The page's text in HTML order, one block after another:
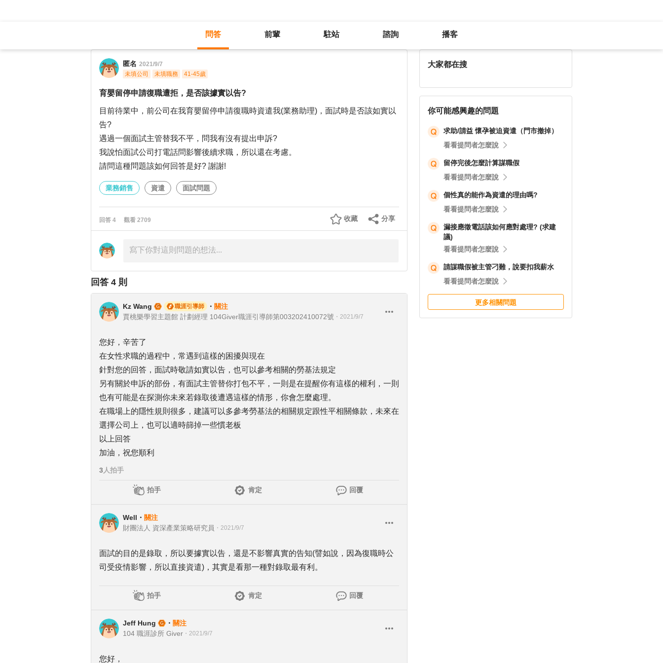
問答 前輩 駐站 諮詢 播客
匿名 2021/9/7
未填公司
未填職務 41-45歲
育嬰留停申請復職遭拒，是否該據實以告?
目前待業中，前公司在我育嬰留停申請復職時資遣我(業務助理)，面試時是否該如實以
告?
遇過一個面試主管替我不平，問我有沒有提出申訴?
我說怕面試公司打電話問影響後續求職，所以還在考慮。
請問這種問題該如何回答是好? 謝謝!
業務銷售 資遣 面試問題
回答 4 觀看 2709 分享
收藏
回答 4 則
Kz Wang 職涯引導師 ・ 關注
賈桃樂學習主題館 計劃經理 104Giver職涯引導師第003202410072號 ・ 2021/9/7
您好，辛苦了
在女性求職的過程中，常遇到這樣的困擾與現在
針對您的回答，面試時敬請如實以告，也可以參考相關的勞基法規定
另有關於申訴的部份，有面試主管替你打包不平，一則是在提醒你有這樣的權利，一則
也有可能是在探測你未來若錄取後遭遇這樣的情形，你會怎麼處理。
在職場上的隱性規則很多，建議可以多參考勞基法的相關規定跟性平相關條款，未來在
選擇公司上，也可以適時篩掉一些慣老板
以上回答
加油，祝您順利
3人拍手
拍手 肯定 回覆
Well ・ 關注
財團法人 資深產業策略研究員 ・ 2021/9/7
面試的目的是錄取，所以要據實以告，還是不影響真實的告知(譬如說，因為復職時公
司受疫情影響，所以直接資遣)，其實是看那一種對錄取最有利。
拍手 肯定 回覆
Jeff Hung ・ 關注
104 職涯診所 Giver ・ 2021/9/7
您好，
大家都在搜
你可能感興趣的問題
求助/請益 懷孕被迫資遣（門市撤掉）
看看提問者怎麼說
留停完後怎麼計算謀職假
看看提問者怎麼說
個性真的能作為資遣的理由嗎?
看看提問者怎麼說
漏接應徵電話該如何應對處理? (求建
議)
看看提問者怎麼說
請謀職假被主管刁難，說要扣我薪水
看看提問者怎麼說
更多相關問題